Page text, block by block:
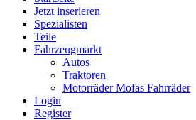
Jetzt inserieren
Spezialisten
Teile
Fahrzeugmarkt
Autos
Traktoren
Motorräder Mofas Fahrräder
Login
Register